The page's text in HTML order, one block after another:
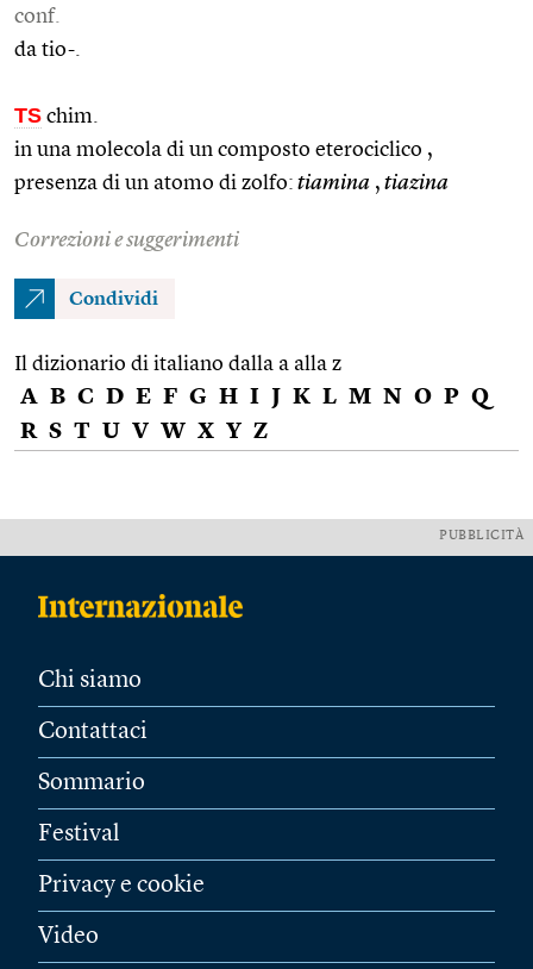
conf.
da tio-.
TS chim.
in una molecola di un composto eterociclico ,
presenza di un atomo di zolfo: tiamina , tiazina
Correzioni e suggerimenti
Condividi
Il dizionario di italiano dalla a alla z
A B C D E F G H I J K L M N O P Q
R S T U V W X Y Z
PUBBLICITÀ
Chi siamo
Contattaci
Sommario
Festival
Privacy e cookie
Video